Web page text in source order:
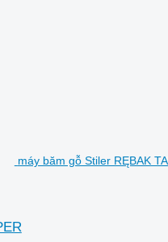
máy băm gỗ Stiler RĘBAK